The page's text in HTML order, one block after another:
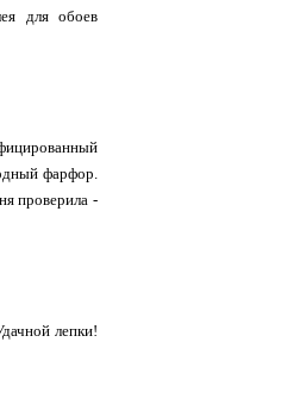
для обоев
фарфор.
проверила -
лепки!